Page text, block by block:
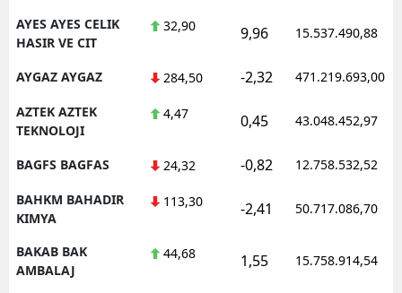
AYES AYES CELIK
HASIR VE CIT
32,90 9,96 15.537.490,88
AYGAZ AYGAZ 284,50 -2,32 471.219.693,00
AZTEK AZTEK
TEKNOLOJI
4,47 0,45 43.048.452,97
BAGFS BAGFAS 24,32 -0,82 12.758.532,52
BAHKM BAHADIR
KIMYA
113,30 -2,41 50.717.086,70
BAKAB BAK
AMBALAJ
44,68 1,55 15.758.914,54